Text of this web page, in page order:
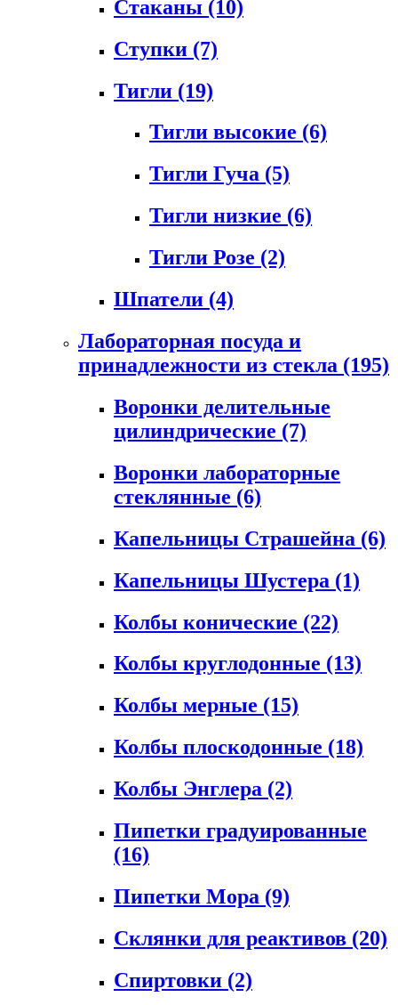
Стаканы (10)
Ступки (7)
Тигли (19)
Тигли высокие (6)
Тигли Гуча (5)
Тигли низкие (6)
Тигли Розе (2)
Шпатели (4)
Лабораторная посуда и
принадлежности из стекла (195)
Воронки делительные
цилиндрические (7)
Воронки лабораторные
стеклянные (6)
Капельницы Страшейна (6)
Капельницы Шустера (1)
Колбы конические (22)
Колбы круглодонные (13)
Колбы мерные (15)
Колбы плоскодонные (18)
Колбы Энглера (2)
Пипетки градуированные
(16)
Пипетки Мора (9)
Склянки для реактивов (20)
Спиртовки (2)